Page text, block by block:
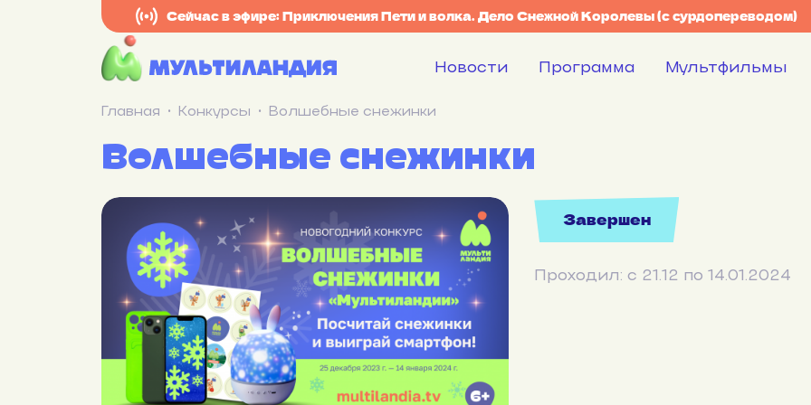
Сейчас в эфире: Приключения Пети и волка. Дело Снежной Королевы (с сурдопереводом)
Новости Программа Мультфильмы
Главная Конкурсы Волшебные снежинки
Волшебные снежинки
Завершен
Проходил: с 21.12 по 14.01.2024